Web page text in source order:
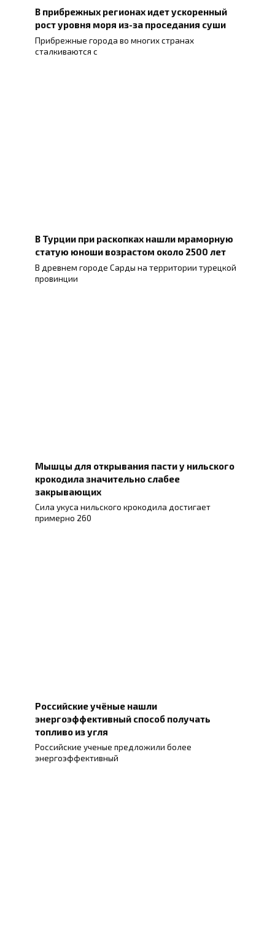
В прибрежных регионах идет ускоренный
рост уровня моря из-за проседания суши
Прибрежные города во многих странах
сталкиваются с
В Турции при раскопках нашли мраморную
статую юноши возрастом около 2500 лет
В древнем городе Сарды на территории турецкой
провинции
Мышцы для открывания пасти у нильского
крокодила значительно слабее
закрывающих
Сила укуса нильского крокодила достигает
примерно 260
Российские учёные нашли
энергоэффективный способ получать
топливо из угля
Российские ученые предложили более
энергоэффективный